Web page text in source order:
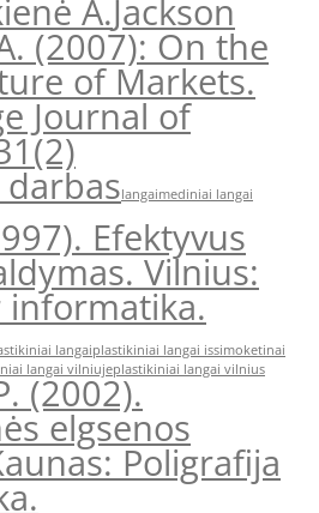
A.Jackson
(2007): On the
of Markets.
Journal of
langaimediniai langai
Efektyvus
Vilnius:
informatika.
langaiplastikiniai langai issimoketinai
langai vilniujeplastikiniai langai vilnius
(2002).
elgsenos
Poligrafija